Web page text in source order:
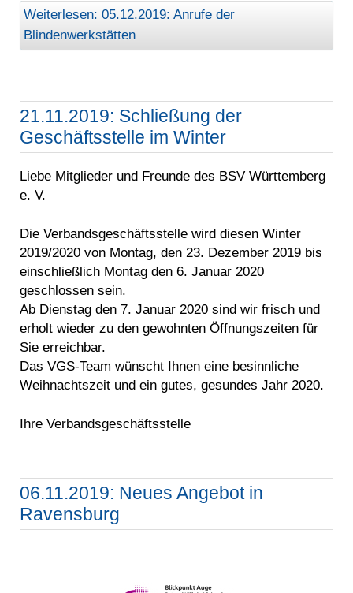
Weiterlesen: 05.12.2019: Anrufe der
Blindenwerkstätten
21.11.2019: Schließung der
Geschäftsstelle im Winter
Liebe Mitglieder und Freunde des BSV Württemberg
e. V.
Die Verbandsgeschäftsstelle wird diesen Winter
2019/2020 von Montag, den 23. Dezember 2019 bis
einschließlich Montag den 6. Januar 2020
geschlossen sein.
Ab Dienstag den 7. Januar 2020 sind wir frisch und
erholt wieder zu den gewohnten Öffnungszeiten für
Sie erreichbar.
Das VGS-Team wünscht Ihnen eine besinnliche
Weihnachtszeit und ein gutes, gesundes Jahr 2020.
Ihre Verbandsgeschäftsstelle
06.11.2019: Neues Angebot in
Ravensburg